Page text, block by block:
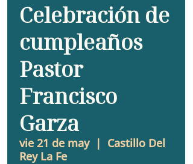
Celebración de
cumpleaños
Pastor
Francisco
Garza
vie 21 de may
  |
Castillo Del
Rey La Fe